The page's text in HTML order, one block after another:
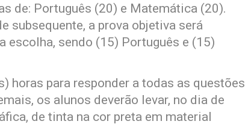
de: Português (20) e Matemática (20).
subsequente, a prova objetiva será
sendo (15) Português e (15)
horas para responder a todas as questões
os alunos deverão levar, no dia de
de tinta na cor preta em material